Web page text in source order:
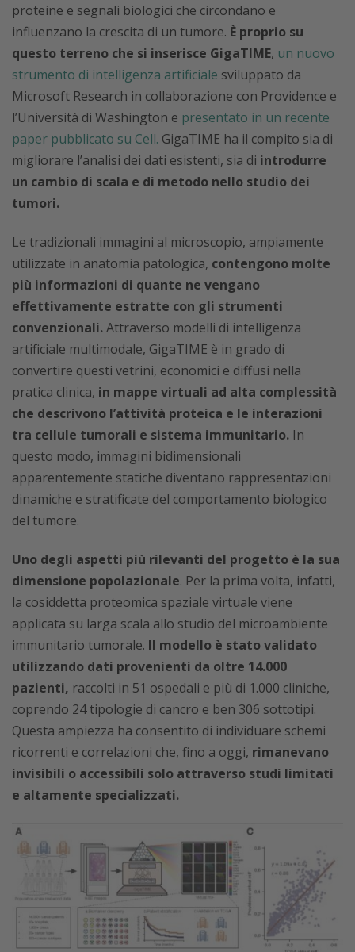
proteine e segnali biologici che circondano e
influenzano la crescita di un tumore. È proprio su
questo terreno che si inserisce GigaTIME, un nuovo
strumento di intelligenza artificiale sviluppato da
Microsoft Research in collaborazione con Providence e
l’Università di Washington e presentato in un recente
paper pubblicato su Cell. GigaTIME ha il compito sia di
migliorare l’analisi dei dati esistenti, sia di introdurre
un cambio di scala e di metodo nello studio dei
tumori.
Le tradizionali immagini al microscopio, ampiamente
utilizzate in anatomia patologica, contengono molte
più informazioni di quante ne vengano
effettivamente estratte con gli strumenti
convenzionali.Attraverso modelli di intelligenza
artificiale multimodale, GigaTIME è in grado di
convertire questi vetrini, economici e diffusi nella
pratica clinica, in mappe virtuali ad alta complessità
che descrivono l’attività proteica e le interazioni
tra cellule tumorali e sistema immunitario. In
questo modo, immagini bidimensionali
apparentemente statiche diventano rappresentazioni
dinamiche e stratificate del comportamento biologico
del tumore.
Uno degli aspetti più rilevanti del progetto è la sua
dimensione popolazionale. Per la prima volta, infatti,
la cosiddetta proteomica spaziale virtuale viene
applicata su larga scala allo studio del microambiente
immunitario tumorale. Il modello è stato validato
utilizzando dati provenienti da oltre 14.000
pazienti, raccolti in 51 ospedali e più di 1.000 cliniche,
coprendo 24 tipologie di cancro e ben 306 sottotipi.
Questa ampiezza ha consentito di individuare schemi
ricorrenti e correlazioni che, fino a oggi, rimanevano
invisibili o accessibili solo attraverso studi limitati
e altamente specializzati.